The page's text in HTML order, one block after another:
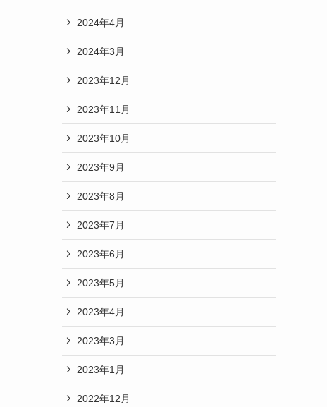
2024年4月
2024年3月
2023年12月
2023年11月
2023年10月
2023年9月
2023年8月
2023年7月
2023年6月
2023年5月
2023年4月
2023年3月
2023年1月
2022年12月